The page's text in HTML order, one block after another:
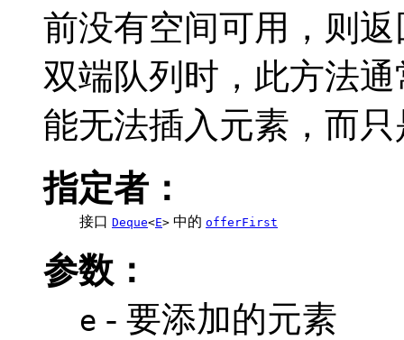
前没有空间可用，则
双端队列时，此方法
能无法插入元素，而
指定者：
接口 Deque<E> 中的 offerFirst
参数：
e - 要添加的元素